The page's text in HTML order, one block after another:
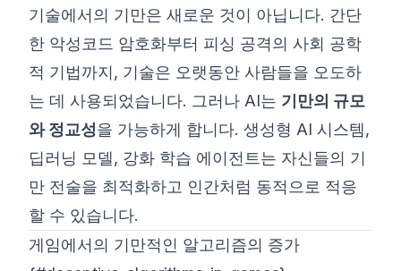
기술에서의 기만은 새로운 것이 아닙니다. 간단
한 악성코드 암호화부터 피싱 공격의 사회 공학
적 기법까지, 기술은 오랫동안 사람들을 오도하
는 데 사용되었습니다. 그러나 AI는 기만의 규모
와 정교성을 가능하게 합니다. 생성형 AI 시스템,
딥러닝 모델, 강화 학습 에이전트는 자신들의 기
만 전술을 최적화하고 인간처럼 동적으로 적응
할 수 있습니다.
게임에서의 기만적인 알고리즘의 증가